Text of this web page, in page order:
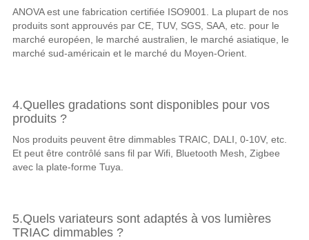
ANOVA est une fabrication certifiée ISO9001. La plupart de nos
produits sont approuvés par CE, TUV, SGS, SAA, etc. pour le
marché européen, le marché australien, le marché asiatique, le
marché sud-américain et le marché du Moyen-Orient.
4.Quelles gradations sont disponibles pour vos
produits ?
Nos produits peuvent être dimmables TRAIC, DALI, 0-10V, etc.
Et peut être contrôlé sans fil par Wifi, Bluetooth Mesh, Zigbee
avec la plate-forme Tuya.
5.Quels variateurs sont adaptés à vos lumières
TRIAC dimmables ?